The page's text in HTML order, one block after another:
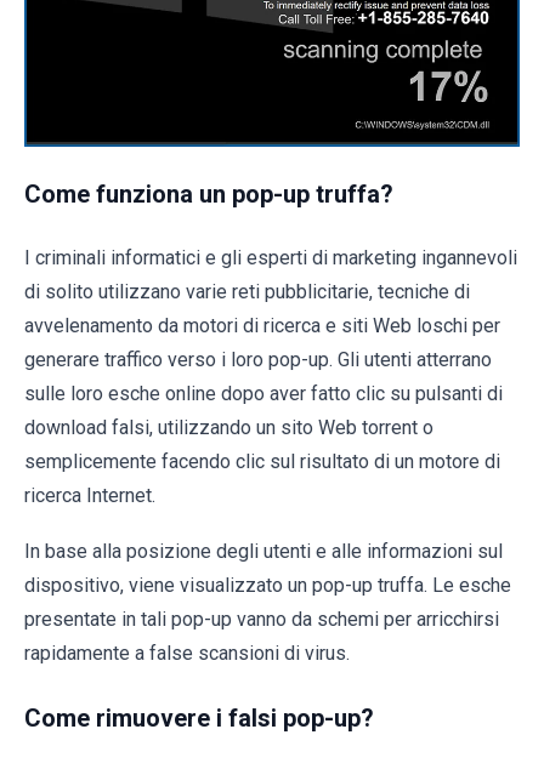
Come funziona un pop-up truffa?
I criminali informatici e gli esperti di marketing ingannevoli
di solito utilizzano varie reti pubblicitarie, tecniche di
avvelenamento da motori di ricerca e siti Web loschi per
generare traffico verso i loro pop-up. Gli utenti atterrano
sulle loro esche online dopo aver fatto clic su pulsanti di
download falsi, utilizzando un sito Web torrent o
semplicemente facendo clic sul risultato di un motore di
ricerca Internet.
In base alla posizione degli utenti e alle informazioni sul
dispositivo, viene visualizzato un pop-up truffa. Le esche
presentate in tali pop-up vanno da schemi per arricchirsi
rapidamente a false scansioni di virus.
Come rimuovere i falsi pop-up?